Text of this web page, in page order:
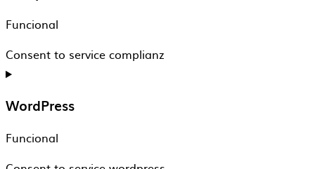
Funcional
Consent to service complianz
WordPress
Funcional